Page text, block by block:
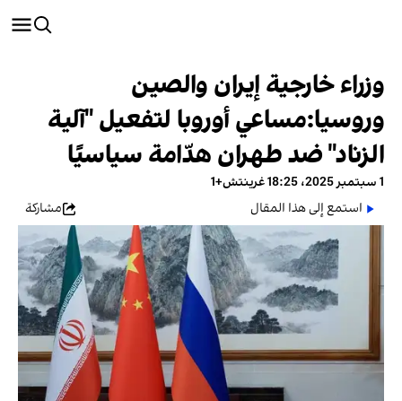
وزراء خارجية إيران والصين
وروسيا:مساعي أوروبا لتفعيل "آلية
الزناد" ضد طهران هدّامة سياسيًا
1 سبتمبر 2025، 18:25 غرينتش+1
استمع إلى هذا المقال
مشاركة